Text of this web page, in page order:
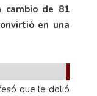
cambio de 81
en una
que le dolió